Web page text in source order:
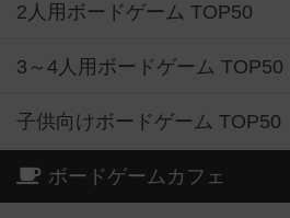
2人用ボードゲーム TOP50
3～4人用ボードゲーム TOP50
子供向けボードゲーム TOP50
ボードゲームカフェ